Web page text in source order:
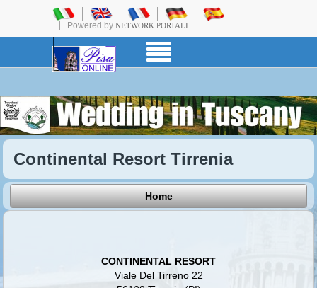
Powered by NETWORK PORTALI
Continental Resort Tirrenia
Home
CONTINENTAL RESORT
Viale Del Tirreno 22